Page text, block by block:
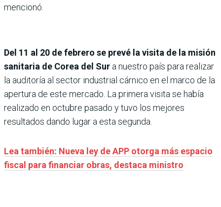
mencionó.
Del 11 al 20 de febrero se prevé la visita de la misión
sanitaria de Corea del Sur a nuestro país para realizar
la auditoría al sector industrial cárnico en el marco de la
apertura de este mercado. La primera visita se había
realizado en octubre pasado y tuvo los mejores
resultados dando lugar a esta segunda.
Lea también: Nueva ley de APP otorga más espacio
fiscal para financiar obras, destaca ministro